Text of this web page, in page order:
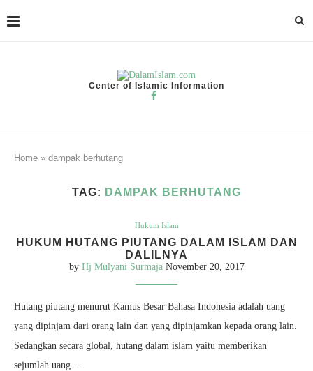
Center of Islamic Information
Home » dampak berhutang
TAG: DAMPAK BERHUTANG
Hukum Islam
HUKUM HUTANG PIUTANG DALAM ISLAM DAN
DALILNYA
by Hj Mulyani Surmaja November 20, 2017
Hutang piutang menurut Kamus Besar Bahasa Indonesia adalah uang
yang dipinjam dari orang lain dan yang dipinjamkan kepada orang lain.
Sedangkan secara global, hutang dalam islam yaitu memberikan
sejumlah uang…